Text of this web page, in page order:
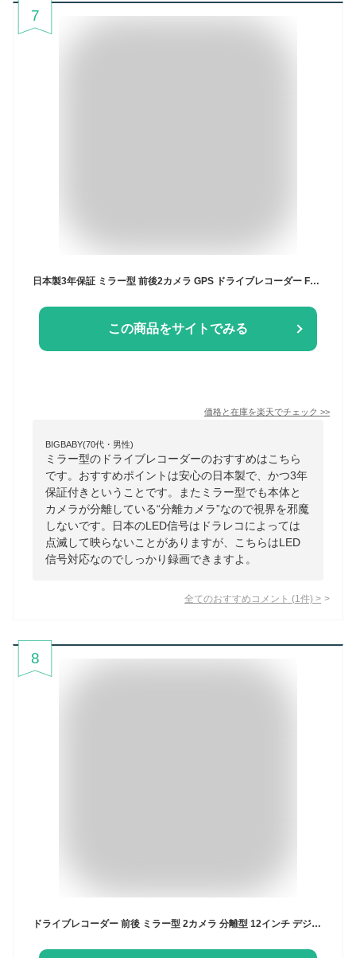
7
日本製3年保証 ミラー型 前後2カメラ GPS ドライブレコーダー FC-DR-MS22 ミラー型 分離 前後カメラ ドライブレコーダー デジタルミラー FullHD WDR LED信号対応 防水 リアカメラ バックモニター シガ—プラグ Gセンサー タッチパネル ルームミラー型
この商品をサイトでみる
価格と在庫を楽天でチェック >>
BIGBABY(70代・男性)
ミラー型のドライブレコーダーのおすすめはこちら
です。おすすめポイントは安心の日本製で、かつ3年
保証付きということです。またミラー型でも本体と
カメラが分離している“分離カメラ”なので視界を邪魔
しないです。日本のLED信号はドラレコによっては
点滅して映らないことがありますが、こちらはLED
信号対応なのでしっかり録画できますよ。
全てのおすすめコメント (1 件) >
8
ドライブレコーダー 前後 ミラー型 2カメラ 分離型 12インチ デジタルインナーミラー デジタルズーム STARVIS 1080P HDR 駐車監視 GPS バック連動 MicroSDカード付き 1年保証 PORMIDO PR998C